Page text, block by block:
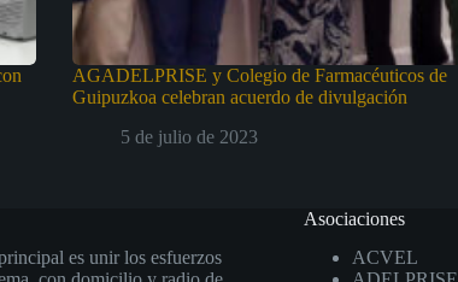
AGADELPRISE y Colegio de Farmacéuticos de
Guipuzkoa celebran acuerdo de divulgación
5 de julio de 2023
es unir los esfuerzos
Asociaciones
ACVEL